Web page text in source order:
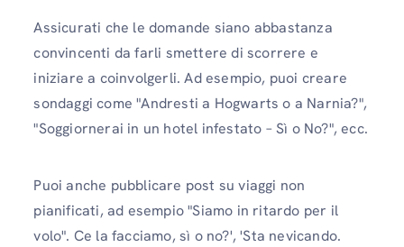
Assicurati che le domande siano abbastanza
convincenti da farli smettere di scorrere e
iniziare a coinvolgerli. Ad esempio, puoi creare
sondaggi come "Andresti a Hogwarts o a Narnia?",
"Soggiornerai in un hotel infestato – Sì o No?", ecc.
Puoi anche pubblicare post su viaggi non
pianificati, ad esempio "Siamo in ritardo per il
volo". Ce la facciamo, sì o no?', 'Sta nevicando.